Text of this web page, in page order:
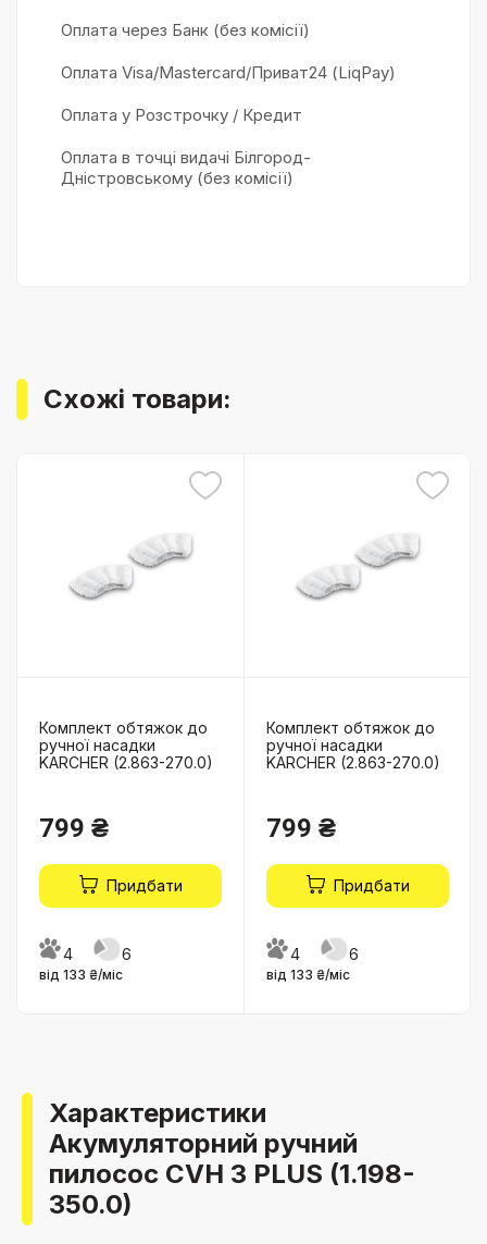
Оплата через Банк (без комісії)
Оплата Visa/Mastercard/Приват24 (LiqPay)
Оплата у Розстрочку / Кредит
Оплата в точці видачі Білгород-
Дністровському (без комісії)
Схожі товари:
Комплект обтяжок до
ручної насадки
KARCHER (2.863-270.0)
799 ₴
Придбати
4 6
від 133 ₴/міс
Комплект обтяжок до
ручної насадки
KARCHER (2.863-270.0)
799 ₴
Придбати
4 6
від 133 ₴/міс
Характеристики
Акумуляторний ручний
пилосос CVH 3 PLUS (1.198-
350.0)